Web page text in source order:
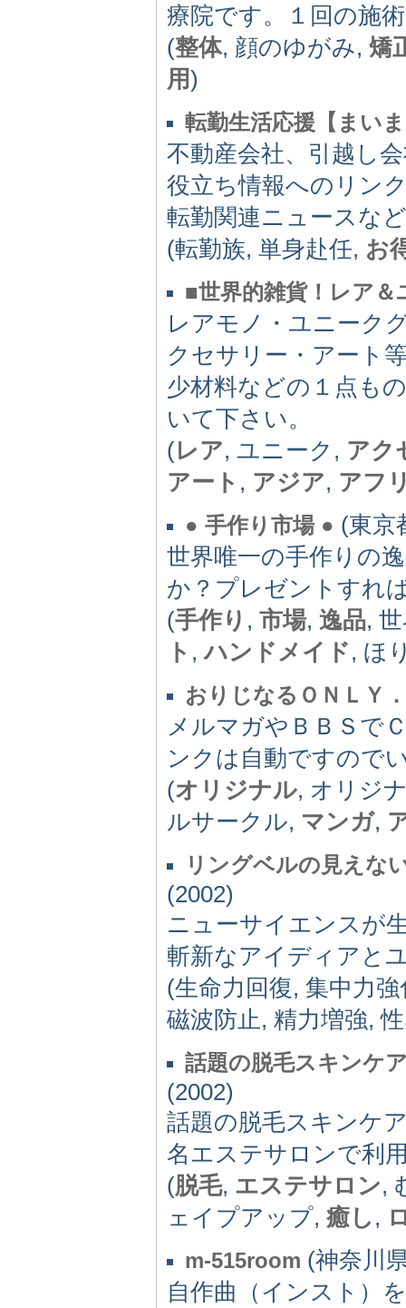
療院です。１回の施
(整体, 顔のゆがみ, 矯
用)
転勤生活応援【まい
不動産会社、引越し
役立ち情報へのリン
転勤関連ニュースな
(転勤族, 単身赴任, お
■世界的雑貨！レア
レアモノ・ユニーク
クセサリー・アート
少材料などの１点も
いて下さい。
(レア, ユニーク, アク
アート , アジア, アフ
● 手作り市場 ● (東京
世界唯一の手作りの
か？プレゼントすれ
(手作り , 市場, 逸品,
ト ,ハンドメイド, ほ
おりじなるＯＮＬＹ
メルマガやＢＢＳで
ンクは自動ですので
(オリジナル, オリジ
ルサークル, マンガ,
リングベルの見えな
(2002)
ニューサイエンスが
斬新なアイディアと
(生命力回復, 集中力
磁波防止, 精力増強,
話題の脱毛スキンケ
(2002)
話題の脱毛スキンケ
名エステサロンで利
(脱毛, エステサロン,
ェイプアップ, 癒し ,
m-515room (神奈川
自作曲（インスト）